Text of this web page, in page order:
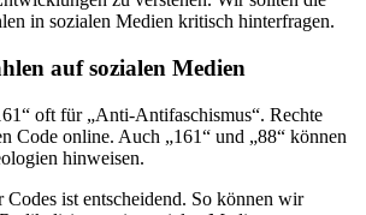
in sozialen Medien kritisch hinterfragen.
auf sozialen Medien
oft für „Anti-Antifaschismus“. Rechte
Code online. Auch „161“ und „88“ können
hinweisen.
Codes ist entscheidend. So können wir